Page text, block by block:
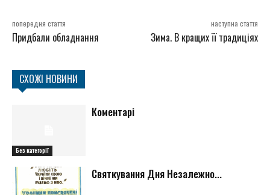
попередня стаття
Придбали обладнання
наступна стаття
Зима. В кращих її традиціях
СХОЖІ НОВИНИ
Без категорії
Коментарі
Святкування Дня Незалежно...